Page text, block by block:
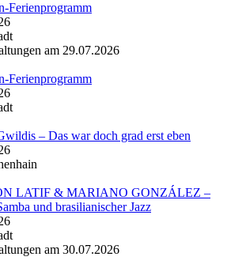
Ferienprogramm
am 29.07.2026
Ferienprogramm
– Das war doch grad erst eben
LATIF & MARIANO GONZÁLEZ –
und brasilianischer Jazz
am 30.07.2026